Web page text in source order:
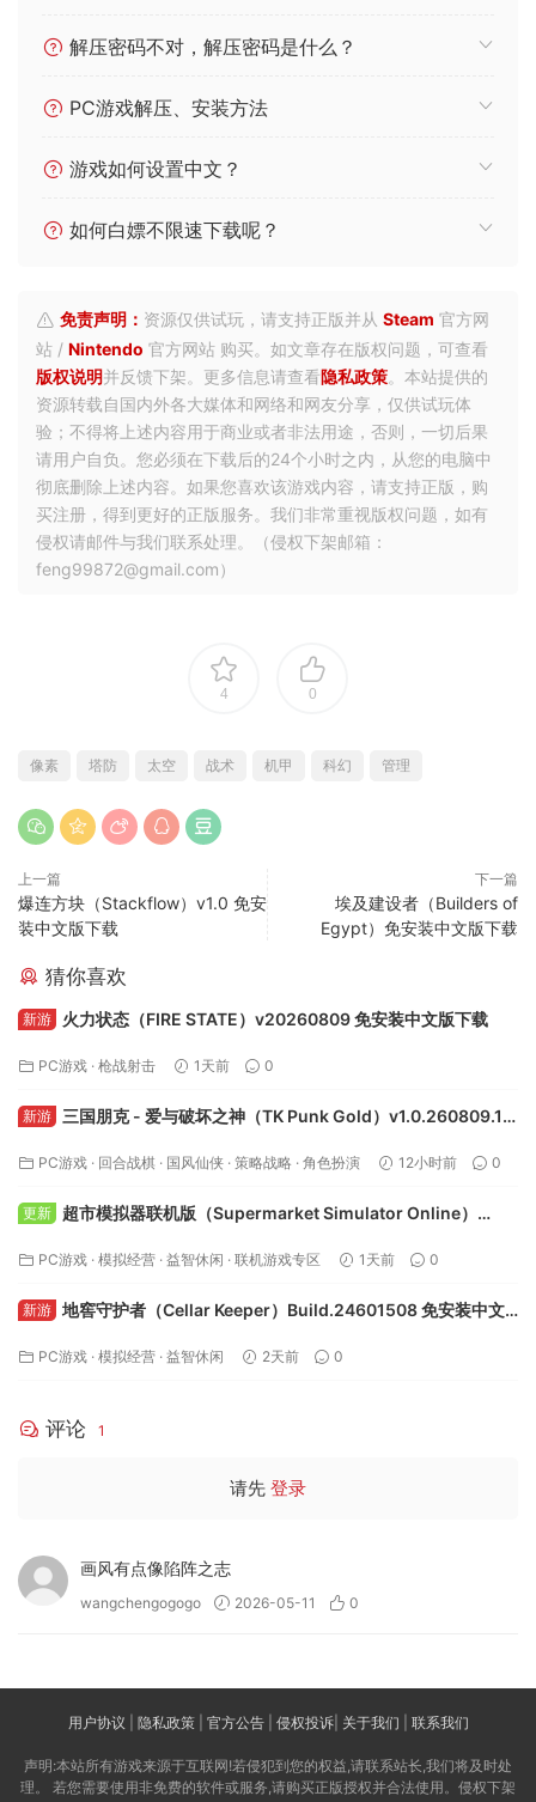
解压密码不对，解压密码是什么？
PC游戏解压、安装方法
游戏如何设置中文？
如何白嫖不限速下载呢？
免责声明： 资源仅供试玩，请支持正版并从 Steam 官方网
站 / Nintendo 官方网站 购买。如文章存在版权问题，可查看
版权说明并反馈下架。更多信息请查看隐私政策。本站提供的
资源转载自国内外各大媒体和网络和网友分享，仅供试玩体
验；不得将上述内容用于商业或者非法用途，否则，一切后果
请用户自负。您必须在下载后的24个小时之内，从您的电脑中
彻底删除上述内容。如果您喜欢该游戏内容，请支持正版，购
买注册，得到更好的正版服务。我们非常重视版权问题，如有
侵权请邮件与我们联系处理。（侵权下架邮箱：
feng99872@gmail.com）
4 0
像素 塔防 太空 战术 机甲 科幻 管理
上一篇
爆连方块（Stackflow）v1.0 免安
装中文版下载
下一篇
埃及建设者（Builders of
Egypt）免安装中文版下载
猜你喜欢
新游 火力状态（FIRE STATE）v20260809 免安装中文版下载
PC游戏 · 枪战射击 1天前 0
新游
三国朋克 - 爱与破坏之神（TK Punk Gold）v1.0.260809.1
PC游戏 · 回合战棋 · 国风仙侠 · 策略战略 · 角色扮演 12小时前 0
更新
超市模拟器联机版（Supermarket Simulator Online）
PC游戏 · 模拟经营 · 益智休闲 · 联机游戏专区 1天前 0
新游 地窖守护者（Cellar Keeper）Build.24601508 免安装中文
PC游戏 · 模拟经营 · 益智休闲 2天前 0
评论 1
请先 登录
画风有点像陷阵之志
wangchengogogo 2026-05-11 0
用户协议 隐私政策| 官方公告| 侵权投诉| 关于我们 联系我们
声明:本站所有游戏来源于互联网!若侵犯到您的权益,请联系站长,我们将及时处
理。 若您需要使用非免费的软件或服务,请购买正版授权并合法使用。侵权下架